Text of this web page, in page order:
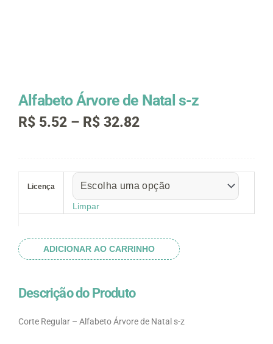
Alfabeto Árvore de Natal s-z
R$ 5.52 – R$ 32.82Faixa
através
R$ 32.82
Licença
Limpar
quantidadeADICIONAR AO CARRINHO
Descrição do Produto
Corte Regular – Alfabeto Árvore de Natal s-z